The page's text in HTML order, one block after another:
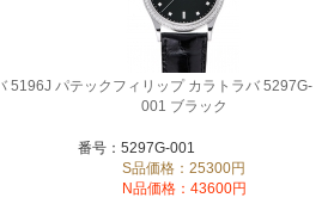
5196J パテックフィリップ カラトラバ 5297G-
001 ブラック
番号：5297G-001
S品価格：25300円
N品価格：43600円